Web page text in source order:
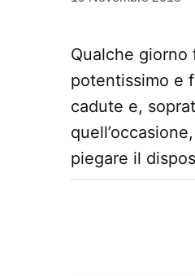
Qualche
potentissimo e
cadute e,
piegare il